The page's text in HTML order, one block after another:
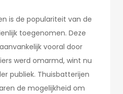
is de populariteit van de
toegenomen. Deze
vooral door
werd omarmd, wint nu
publiek. Thuisbatterijen
de mogelijkheid om